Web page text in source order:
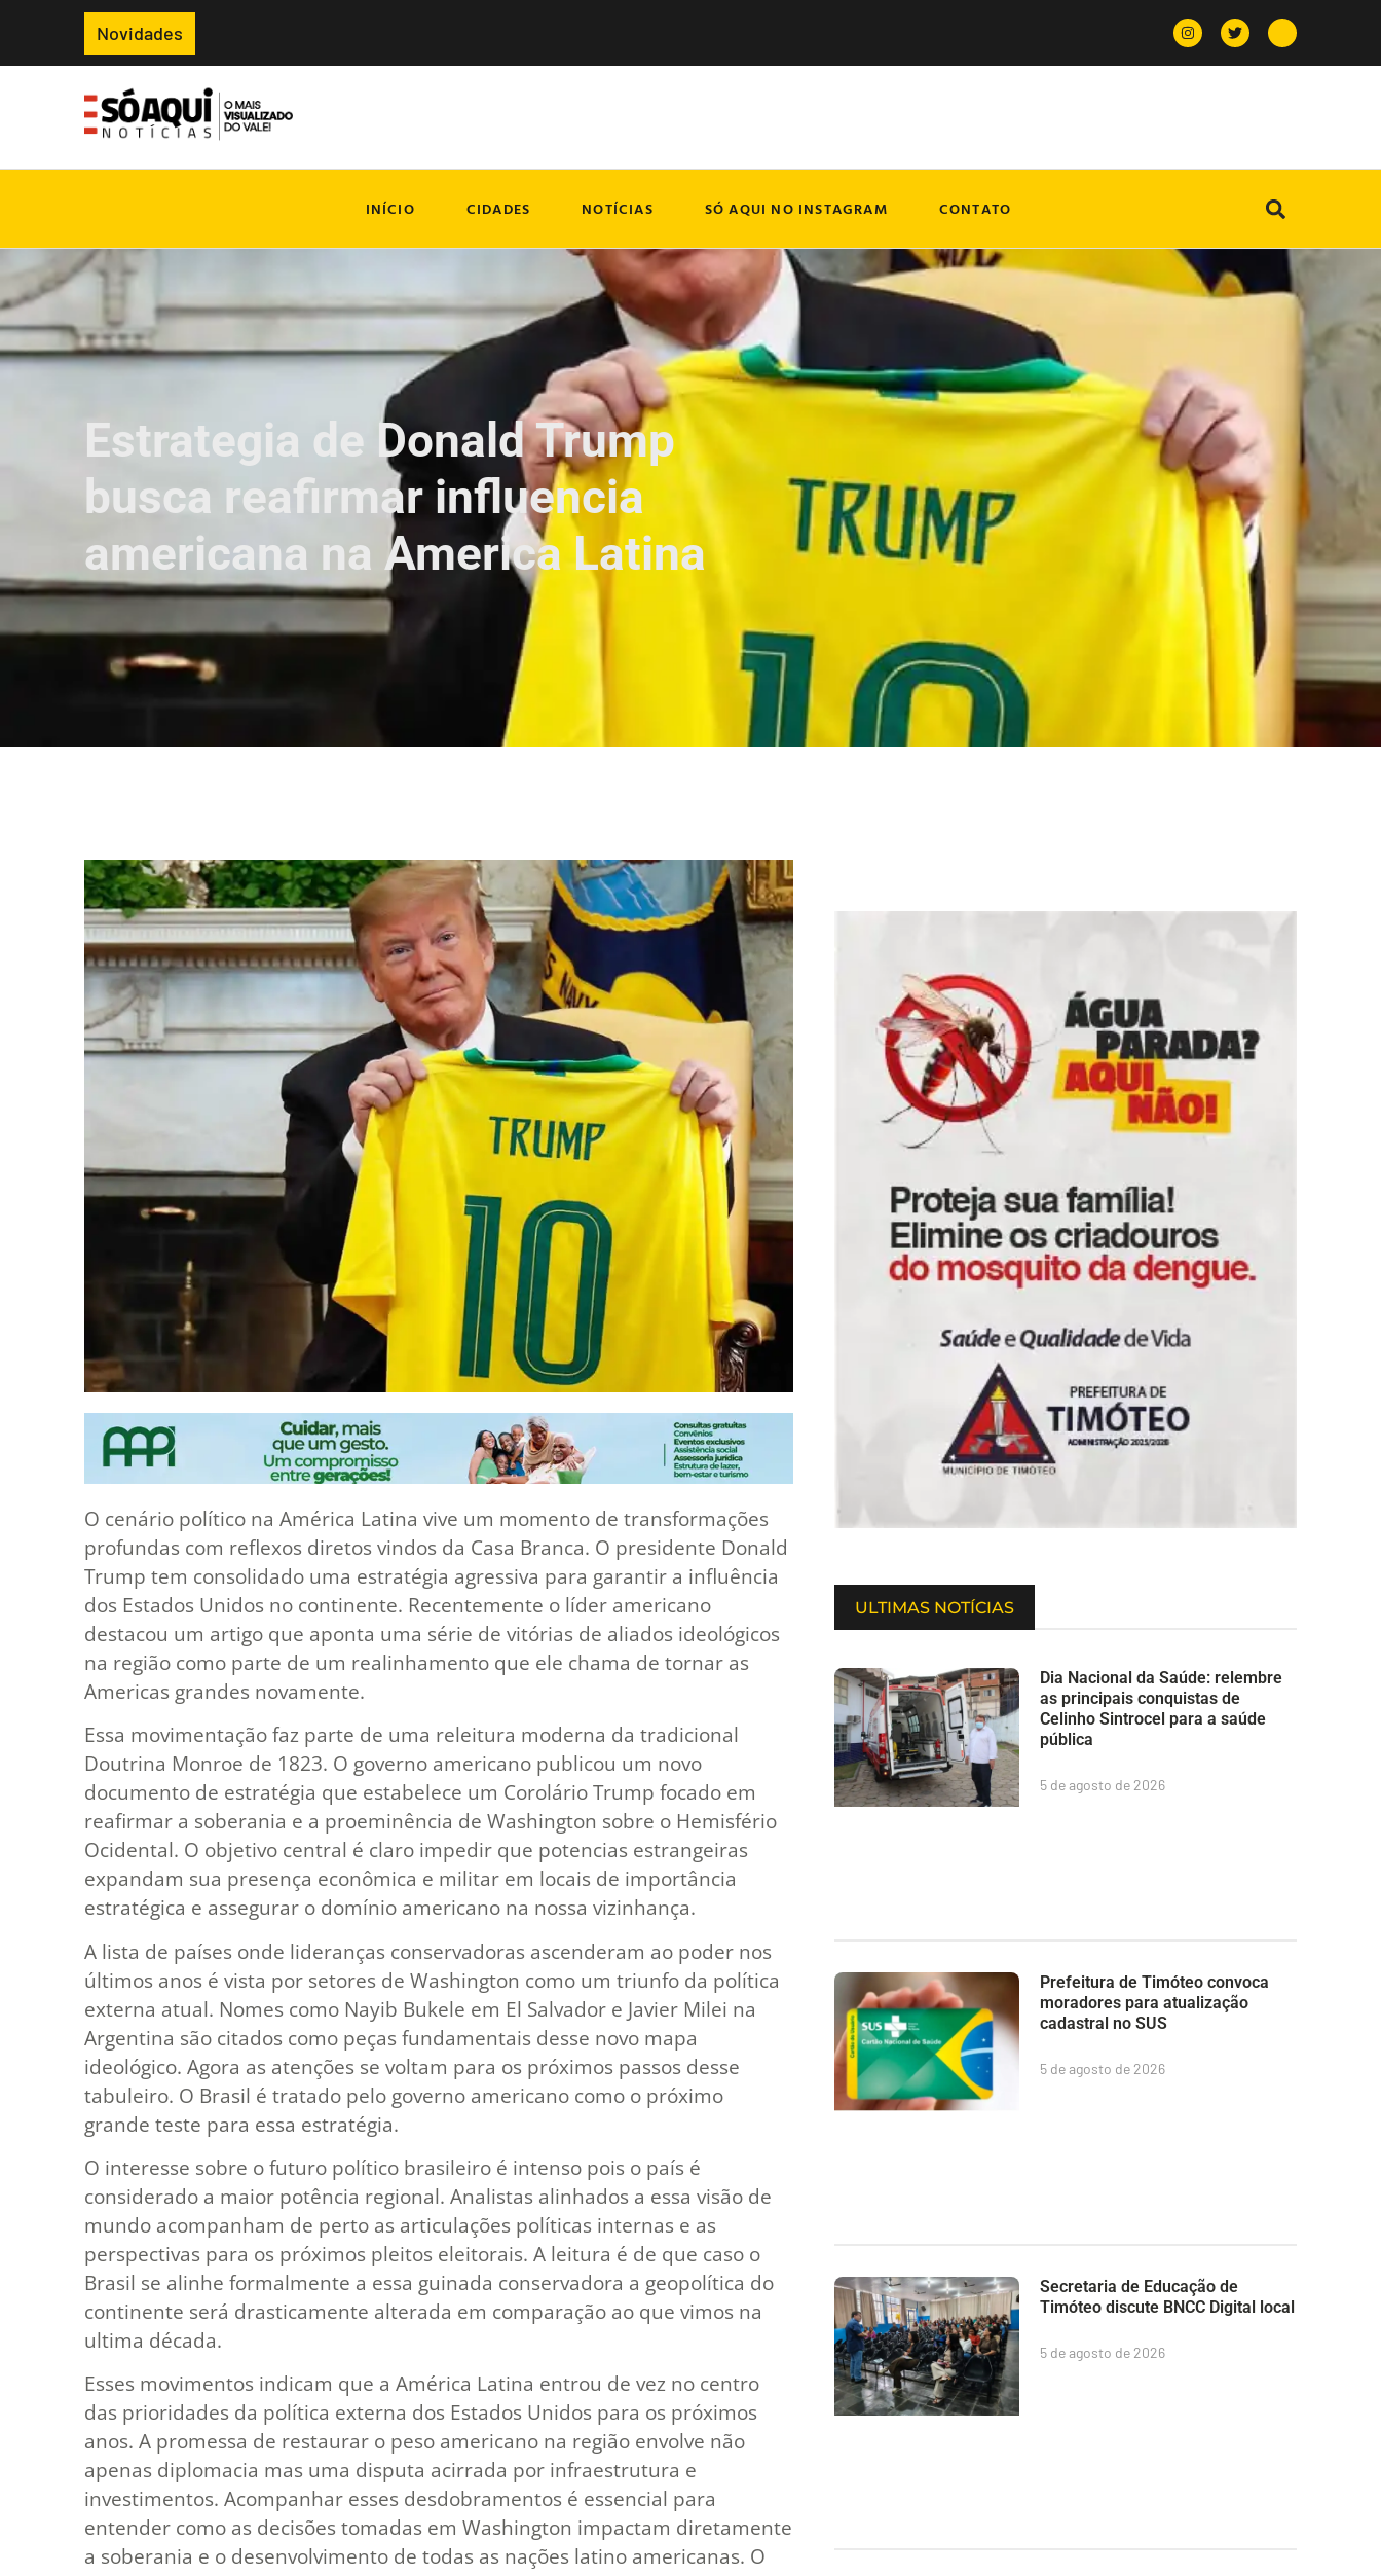
Novidades
INÍCIO CIDADES NOTÍCIAS SÓ AQUI NO INSTAGRAM CONTATO
Estrategia de Donald Trump
busca reafirmar influencia
americana na America Latina
O cenário político na América Latina vive um momento de transformações
profundas com reflexos diretos vindos da Casa Branca. O presidente Donald
Trump tem consolidado uma estratégia agressiva para garantir a influência
dos Estados Unidos no continente. Recentemente o líder americano
destacou um artigo que aponta uma série de vitórias de aliados ideológicos
na região como parte de um realinhamento que ele chama de tornar as
Americas grandes novamente.
Essa movimentação faz parte de uma releitura moderna da tradicional
Doutrina Monroe de 1823. O governo americano publicou um novo
documento de estratégia que estabelece um Corolário Trump focado em
reafirmar a soberania e a proeminência de Washington sobre o Hemisfério
Ocidental. O objetivo central é claro impedir que potencias estrangeiras
expandam sua presença econômica e militar em locais de importância
estratégica e assegurar o domínio americano na nossa vizinhança.
A lista de países onde lideranças conservadoras ascenderam ao poder nos
últimos anos é vista por setores de Washington como um triunfo da política
externa atual. Nomes como Nayib Bukele em El Salvador e Javier Milei na
Argentina são citados como peças fundamentais desse novo mapa
ideológico. Agora as atenções se voltam para os próximos passos desse
tabuleiro. O Brasil é tratado pelo governo americano como o próximo
grande teste para essa estratégia.
O interesse sobre o futuro político brasileiro é intenso pois o país é
considerado a maior potência regional. Analistas alinhados a essa visão de
mundo acompanham de perto as articulações políticas internas e as
perspectivas para os próximos pleitos eleitorais. A leitura é de que caso o
Brasil se alinhe formalmente a essa guinada conservadora a geopolítica do
continente será drasticamente alterada em comparação ao que vimos na
ultima década.
Esses movimentos indicam que a América Latina entrou de vez no centro
das prioridades da política externa dos Estados Unidos para os próximos
anos. A promessa de restaurar o peso americano na região envolve não
apenas diplomacia mas uma disputa acirrada por infraestrutura e
investimentos. Acompanhar esses desdobramentos é essencial para
entender como as decisões tomadas em Washington impactam diretamente
a soberania e o desenvolvimento de todas as nações latino americanas. O
ULTIMAS NOTÍCIAS
Dia Nacional da Saúde: relembre
as principais conquistas de
Celinho Sintrocel para a saúde
pública
5 de agosto de 2026
Prefeitura de Timóteo convoca
moradores para atualização
cadastral no SUS
5 de agosto de 2026
Secretaria de Educação de
Timóteo discute BNCC Digital local
5 de agosto de 2026